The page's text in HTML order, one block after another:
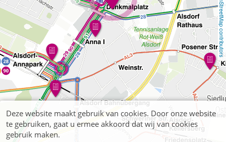
OpenStreetMap contributors
Deze website maakt gebruik van cookies. Door onze website
te gebruiken, gaat u ermee akkoord dat wij van cookies
gebruik maken.